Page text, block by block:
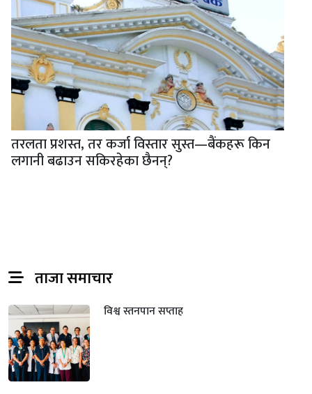
तरलता प्रशस्त, तर कर्जा विस्तार सुस्त—बैंकहरू किन
लगानी बढाउन सकिरहेका छैनन्?
ताजा समाचार
विश्व स्तनपान सप्ताह